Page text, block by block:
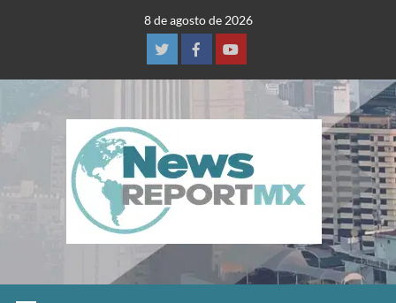
8 de agosto de 2026
TwitterFacebookYoutube